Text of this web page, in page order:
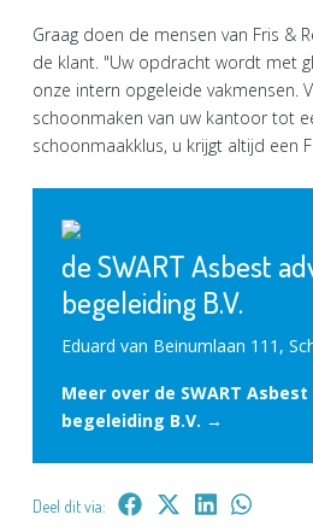
Graag doen de mensen van Fris &
de klant. "Uw opdracht wordt met
onze intern opgeleide vakmensen.
schoonmaken van uw kantoor tot
schoonmaakklus, u krijgt altijd een
de SWART Asbest
begeleiding B.V.
Eduard van Beinumlaan 111,
Meer over de SWART
begeleiding B.V. →
Deel dit via: